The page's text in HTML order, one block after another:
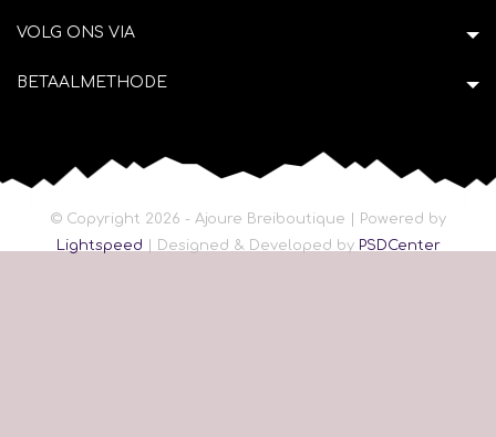
VOLG ONS VIA
BETAALMETHODE
© Copyright 2026 - Ajoure Breiboutique | Powered by
Lightspeed | Designed & Developed by PSDCenter